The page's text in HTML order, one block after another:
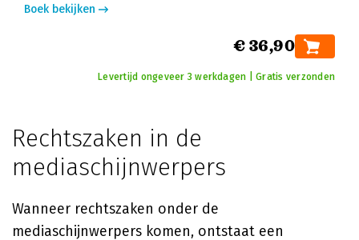
Boek bekijken
€ 36,90
Levertijd ongeveer 3 werkdagen | Gratis verzonden
Rechtszaken in de
mediaschijnwerpers
Wanneer rechtszaken onder de
mediaschijnwerpers komen, ontstaat een